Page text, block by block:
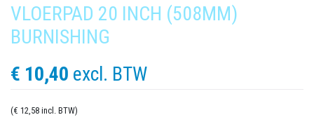
VLOERPAD 20 INCH (508MM)
BURNISHING
€ 10,40 excl. BTW
(€ 12,58 incl. BTW)